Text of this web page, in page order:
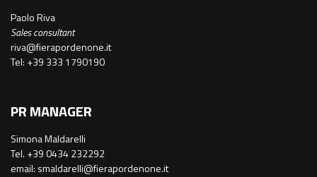
Paolo Riva
Sales consultant
riva@fierapordenone.it
Tel: +39 333 1790190
PR MANAGER
Simona Maldarelli
Tel. +39 0434 232292
email: smaldarelli@fierapordenone.it